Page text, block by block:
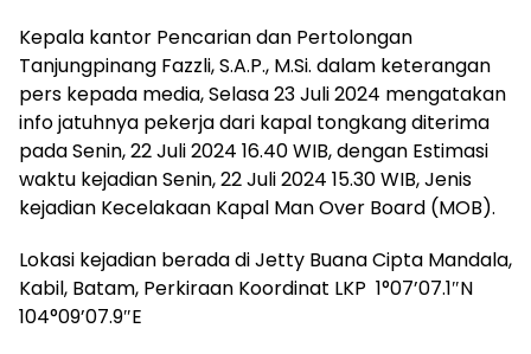
Kepala kantor Pencarian dan Pertolongan
Tanjungpinang Fazzli, S.A.P., M.Si. dalam keterangan
pers kepada media, Selasa 23 Juli 2024 mengatakan
info jatuhnya pekerja dari kapal tongkang diterima
pada Senin, 22 Juli 2024 16.40 WIB, dengan Estimasi
waktu kejadian Senin, 22 Juli 2024 15.30 WIB, Jenis
kejadian Kecelakaan Kapal Man Over Board (MOB).
Lokasi kejadian berada di Jetty Buana Cipta Mandala,
Kabil, Batam, Perkiraan Koordinat LKP 1°07’07.1″N
104°09’07.9″E